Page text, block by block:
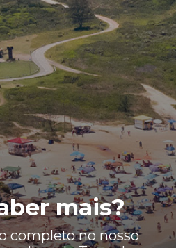
mais?
completo no nosso